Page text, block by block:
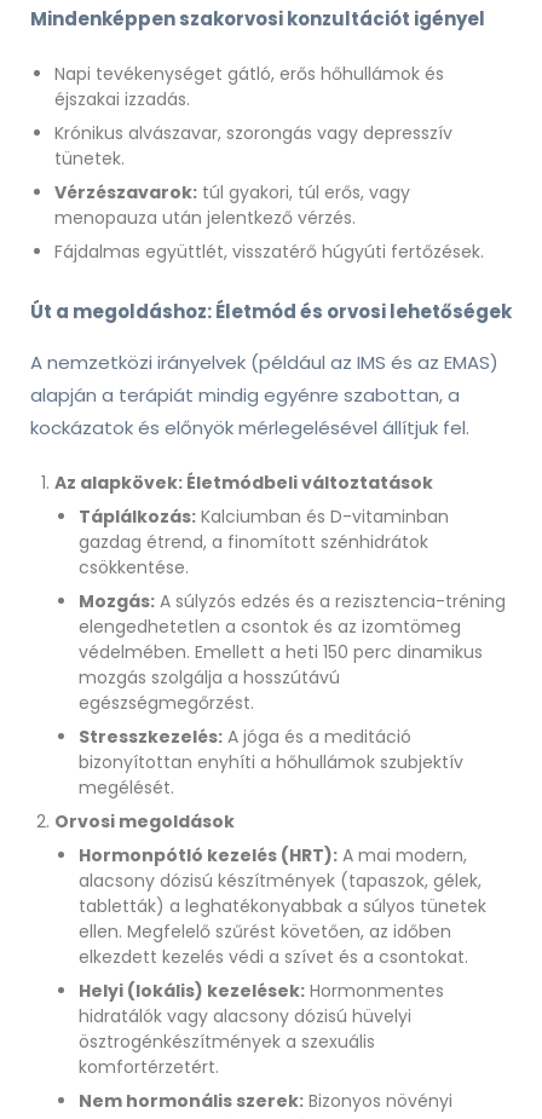
Mindenképpen szakorvosi konzultációt igényel
Napi tevékenységet gátló, erős hőhullámok és
éjszakai izzadás.
Krónikus alvászavar, szorongás vagy depresszív
tünetek.
Vérzészavarok: túl gyakori, túl erős, vagy
menopauza után jelentkező vérzés.
Fájdalmas együttlét, visszatérő húgyúti fertőzések.
Út a megoldáshoz: Életmód és orvosi lehetőségek
A nemzetközi irányelvek (például az IMS és az EMAS)
alapján a terápiát mindig egyénre szabottan, a
kockázatok és előnyök mérlegelésével állítjuk fel.
Az alapkövek: Életmódbeli változtatások
Táplálkozás: Kalciumban és D-vitaminban
gazdag étrend, a finomított szénhidrátok
csökkentése.
Mozgás: A súlyzós edzés és a rezisztencia-tréning
elengedhetetlen a csontok és az izomtömeg
védelmében. Emellett a heti 150 perc dinamikus
mozgás szolgálja a hosszútávú
egészségmegőrzést.
Stresszkezelés: A jóga és a meditáció
bizonyítottan enyhíti a hőhullámok szubjektív
megélését.
Orvosi megoldások
Hormonpótló kezelés (HRT): A mai modern,
alacsony dózisú készítmények (tapaszok, gélek,
tabletták) a leghatékonyabbak a súlyos tünetek
ellen. Megfelelő szűrést követően, az időben
elkezdett kezelés védi a szívet és a csontokat.
Helyi (lokális) kezelések: Hormonmentes
hidratálók vagy alacsony dózisú hüvelyi
ösztrogénkészítmények a szexuális
komfortérzetért.
Nem hormonális szerek: Bizonyos növényi